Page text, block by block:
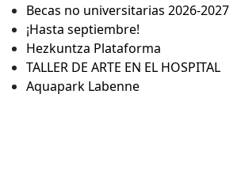
Becas no universitarias 2026-2027
¡Hasta septiembre!
Hezkuntza Plataforma
TALLER DE ARTE EN EL HOSPITAL
Aquapark Labenne